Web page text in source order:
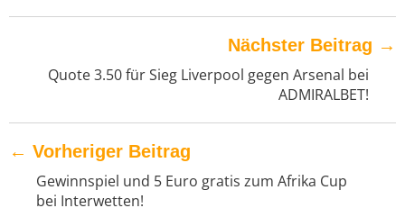
Nächster Beitrag →
Quote 3.50 für Sieg Liverpool gegen Arsenal bei
ADMIRALBET!
← Vorheriger Beitrag
Gewinnspiel und 5 Euro gratis zum Afrika Cup
bei Interwetten!